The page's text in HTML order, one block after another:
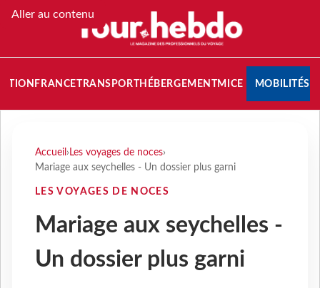
Aller au contenu
FRANCETRANSPORT HÉBERGEMENTMICE MOBILITÉS
Accueil › Les voyages de noces›
Mariage aux seychelles - Un dossier plus garni
LES VOYAGES DE NOCES
Mariage aux seychelles -
Un dossier plus garni